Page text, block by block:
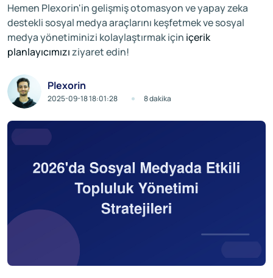
Hemen Plexorin'in gelişmiş otomasyon ve yapay zeka
destekli sosyal medya araçlarını keşfetmek ve sosyal
medya yönetiminizi kolaylaştırmak için içerik
planlayıcımızıziyaret edin!
Plexorin
2025-09-18 18:01:28 8 dakika